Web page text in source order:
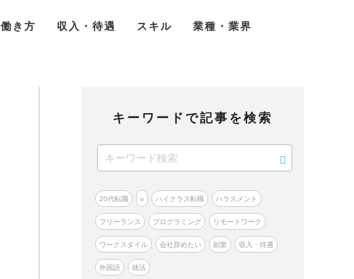
働き方 収入・待遇 スキル 業種・業界
キーワードで記事を検索
20代転職 v ハイクラス転職 ハラスメント
フリーランス プログラミング リモートワーク
ワークスタイル 会社辞めたい 副業 収入・待遇
外国語 就活